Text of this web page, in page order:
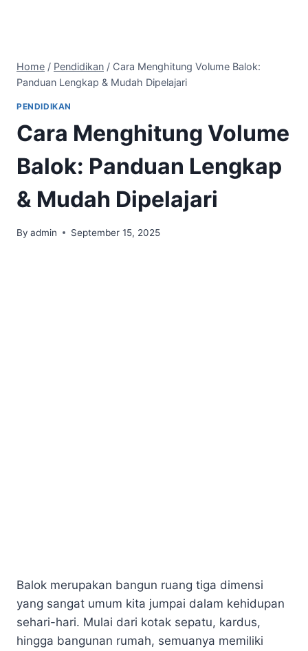
Home / Pendidikan / Cara Menghitung Volume Balok:
Panduan Lengkap & Mudah Dipelajari
PENDIDIKAN
Cara Menghitung Volume
Balok: Panduan Lengkap
& Mudah Dipelajari
By admin September 15, 2025
Balok merupakan bangun ruang tiga dimensi
yang sangat umum kita jumpai dalam kehidupan
sehari-hari. Mulai dari kotak sepatu, kardus,
hingga bangunan rumah, semuanya memiliki